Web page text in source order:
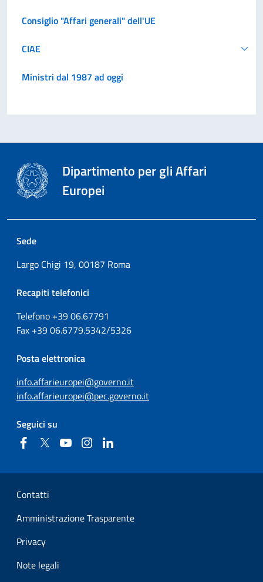
Consiglio "Affari generali" dell'UE
CIAE
Ministri dal 1987 ad oggi
Dipartimento per gli Affari
Europei
Sede
Largo Chigi 19, 00187 Roma
Recapiti telefonici
Telefono +3906.67791
Fax +3906.6779.5342/5326
Posta elettronica
info.affarieuropei@governo.it
info.affarieuropei@pec.governo.it
Seguici su
FacebookTwitter YouTubeInstagram
Sezione Link Utili
Contatti
Amministrazione Trasparente
Privacy
Note legali